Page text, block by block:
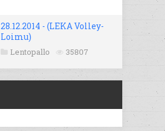
28.12.2014 - (LEKA Volley-
Loimu)
Lentopallo 35807